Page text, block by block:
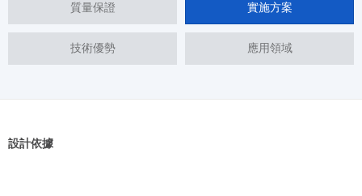
質量保證 實施方案
技術優勢 應用領域
設計依據